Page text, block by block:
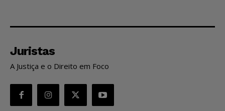
Juristas
A Justiça e o Direito em Foco